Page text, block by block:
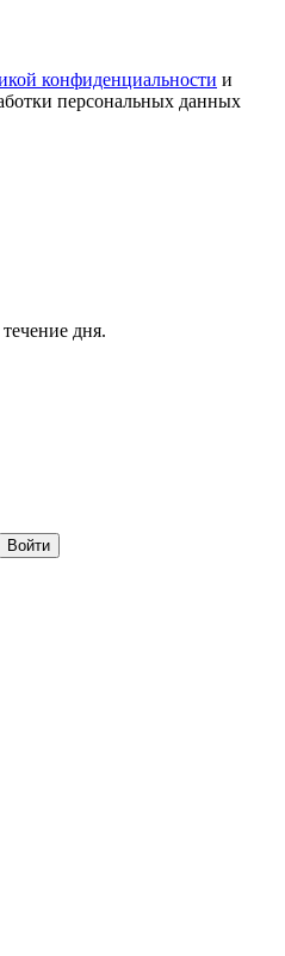
конфиденциальности и
персональных данных
дня.
Войти